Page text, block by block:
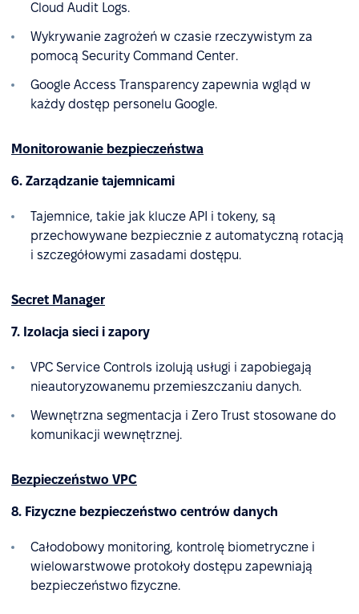
Cloud Audit Logs.
Wykrywanie zagrożeń w czasie rzeczywistym za
pomocą Security Command Center.
Google Access Transparency zapewnia wgląd w
każdy dostęp personelu Google.
Monitorowanie bezpieczeństwa
6. Zarządzanie tajemnicami
Tajemnice, takie jak klucze API i tokeny, są
przechowywane bezpiecznie z automatyczną rotacją
i szczegółowymi zasadami dostępu.
Secret Manager
7. Izolacja sieci i zapory
VPC Service Controls izolują usługi i zapobiegają
nieautoryzowanemu przemieszczaniu danych.
Wewnętrzna segmentacja i Zero Trust stosowane do
komunikacji wewnętrznej.
Bezpieczeństwo VPC
8. Fizyczne bezpieczeństwo centrów danych
Całodobowy monitoring, kontrolę biometryczne i
wielowarstwowe protokoły dostępu zapewniają
bezpieczeństwo fizyczne.